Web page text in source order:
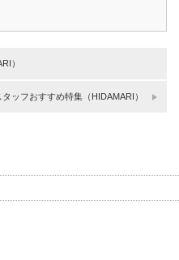
）
ッフおすすめ特集（HIDAMARI）